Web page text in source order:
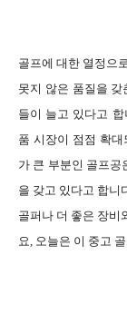
골프에 대한 열정으
못지 않은 품질을
들이 늘고 있다고
품 시장이 점점 확
가 큰 부분인 골프공
을 갖고 있다고 합니
골퍼나 더 좋은 장비
요, 오늘은 이 중고